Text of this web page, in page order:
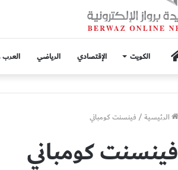
الصفحة
الرئيسية
الكويت الإقتصادي الرياضي العرب
الرئيسية/فينسنت كومباني
فينسنت كومباني